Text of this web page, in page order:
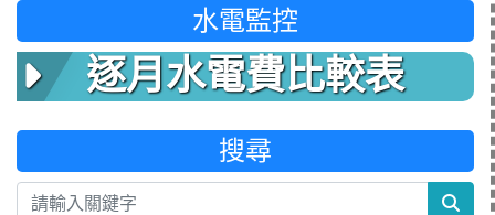
水電監控
逐月水電費比較表
搜尋